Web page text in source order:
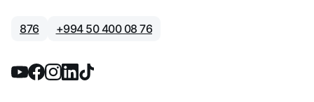
876 +994 50 400 08 76